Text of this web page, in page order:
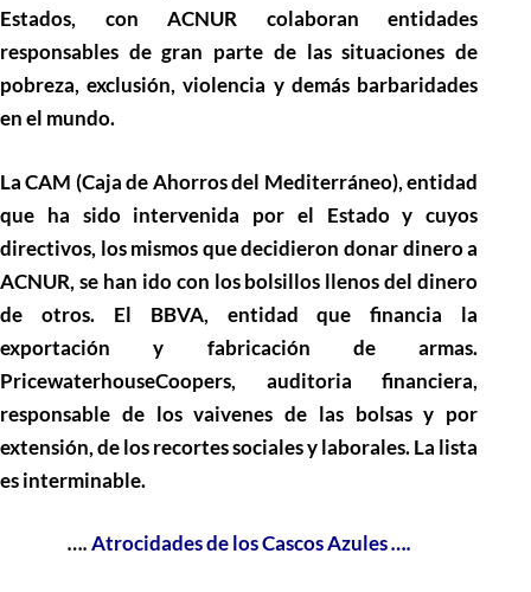
Estados, con ACNUR colaboran entidades
responsables de gran parte de las situaciones de
pobreza, exclusión, violencia y demás barbaridades
en el mundo.
La CAM (Caja de Ahorros del Mediterráneo), entidad
que ha sido intervenida por el Estado y cuyos
directivos, los mismos que decidieron donar dinero a
ACNUR, se han ido con los bolsillos llenos del dinero
de otros. El BBVA, entidad que financia la
exportación y fabricación de armas.
PricewaterhouseCoopers, auditoria financiera,
responsable de los vaivenes de las bolsas y por
extensión, de los recortes sociales y laborales. La lista
es interminable.
….Atrocidades de los Cascos Azules….